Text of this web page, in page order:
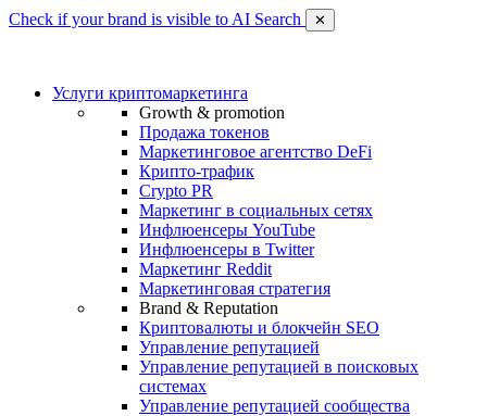
Check if your brand is visible to AI Search ✕
Услуги криптомаркетинга
Growth & promotion
Продажа токенов
Маркетинговое агентство DeFi
Крипто-трафик
Crypto PR
Маркетинг в социальных сетях
Инфлюенсеры YouTube
Инфлюенсеры в Twitter
Маркетинг Reddit
Маркетинговая стратегия
Brand & Reputation
Криптовалюты и блокчейн SEO
Управление репутацией
Управление репутацией в поисковых
системах
Управление репутацией сообщества